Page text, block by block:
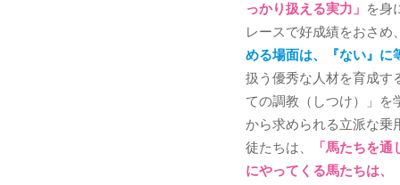
っかり扱える実力」 を身
レースで好成績をおさめ
める場面は、『ない』に
扱う優秀な人材を育成す
ての調教（しつけ）」を
から求められる立派な乗
徒たちは、
「馬たちを
にやってくる馬たちは、